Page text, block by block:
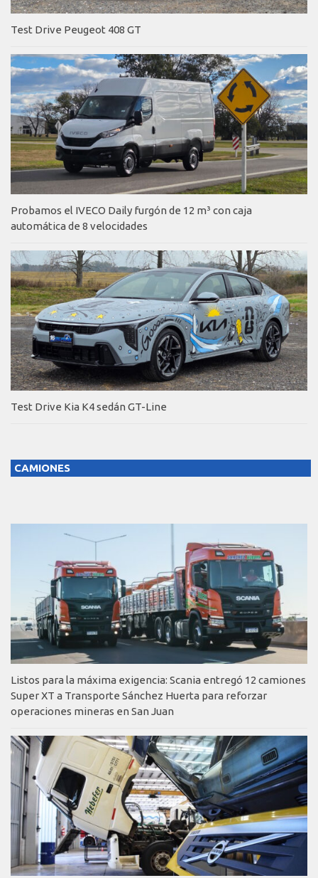
Test Drive Peugeot 408 GT
Probamos el IVECO Daily furgón de 12 m³ con caja
automática de 8 velocidades
Test Drive Kia K4 sedán GT-Line
CAMIONES
Listos para la máxima exigencia: Scania entregó 12 camiones
Super XT a Transporte Sánchez Huerta para reforzar
operaciones mineras en San Juan